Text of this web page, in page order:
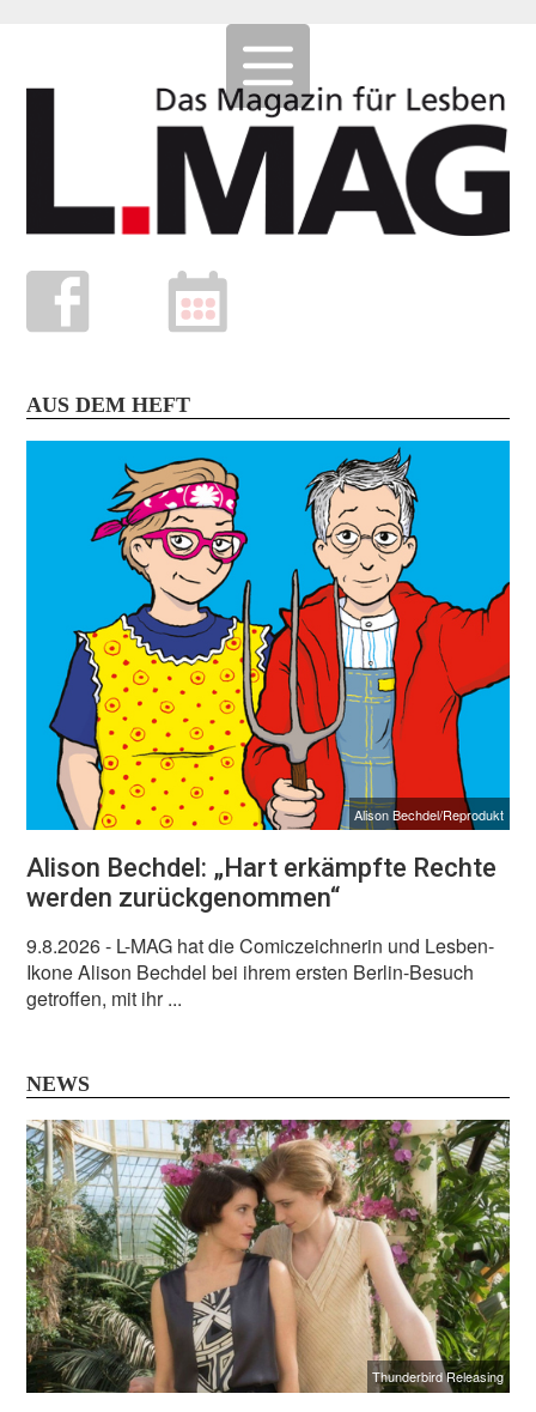
AUS DEM HEFT
Alison Bechdel/Reprodukt
Alison Bechdel: „Hart erkämpfte Rechte
werden zurückgenommen“
9.8.2026- L-MAG hat die Comiczeichnerin und Lesben-
Ikone Alison Bechdel bei ihrem ersten Berlin-Besuch
getroffen, mit ihr ...
NEWS
Thunderbird Releasing